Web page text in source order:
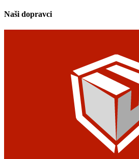
Naši dopravci